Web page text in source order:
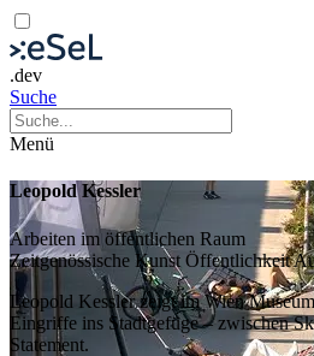
.dev
Suche
Menü
Leopold Kessler
Arbeiten im öffentlichen Raum
Zeitgenössische Kunst Öffentlichkeit
Leopold Kessler zeigt im Wien
Eingriffe ins Stadtgefüge – zwischen
Statement.